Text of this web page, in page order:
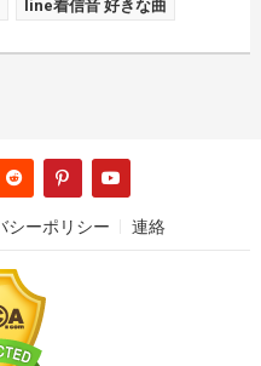
line着信音 好きな曲
シーポリシー 連絡